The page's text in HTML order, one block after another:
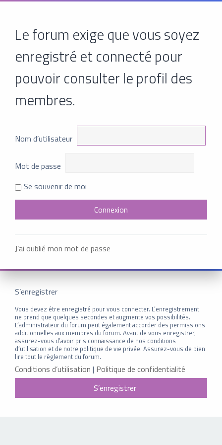
Le forum exige que vous soyez
enregistré et connecté pour
pouvoir consulter le profil des
membres.
Nom d’utilisateur
Mot de passe
Se souvenir de moi
J’ai oublié mon mot de passe
S’enregistrer
Vous devez être enregistré pour vous connecter. L’enregistrement
ne prend que quelques secondes et augmente vos possibilités.
L’administrateur du forum peut également accorder des permissions
additionnelles aux membres du forum. Avant de vous enregistrer,
assurez-vous d’avoir pris connaissance de nos conditions
d’utilisation et de notre politique de vie privée. Assurez-vous de bien
lire tout le règlement du forum.
Conditions d’utilisation | Politique de confidentialité
S’enregistrer